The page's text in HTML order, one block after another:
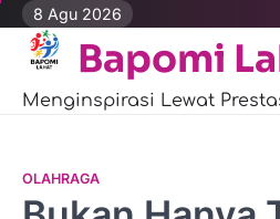
Skip
content
8 Agu 2026
Bapomi
Menginspirasi Lewat
OLAHRAGA